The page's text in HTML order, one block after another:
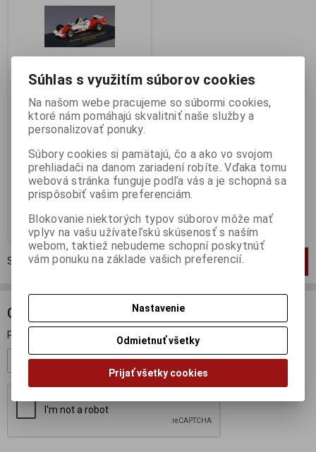
1:43 REYNARD 84SF FORD
2000 CARLOS SAINZ 1984 -
IXO - CIXJ000056
Výrobca:IXO
Katalógové číslo: IX-CIXJ000056
Skladom:1 ks
20 EUR39,95 EUR
Pridať do košíka
Strana1z1Celkom 1záznamov
ODBER NOVINIEK
Prihláste sa k odberu noviniek
Registrovať
Súhlas s využitím súborov cookies
Na našom webe pracujeme so súbormi cookies,
ktoré nám pomáhajú skvalitniť naše služby a
personalizovať ponuky.
Súbory cookies si pamätajú, čo a ako vo svojom
prehliadači na danom zariadení robíte. Vďaka tomu
webová stránka funguje podľa vás a je schopná sa
prispôsobiť vašim preferenciám.
Blokovanie niektorých typov súborov môže mať
vplyv na vašu užívateľskú skúsenosť s naším
webom, taktiež nebudeme schopní poskytnúť
vám ponuku na základe vašich preferencií.
Nastavenie
Odmietnuť všetky
Prijať všetky cookies